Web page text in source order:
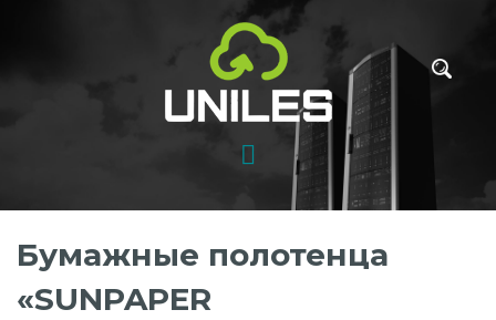
Бумажные полотенца
«SUNPAPER